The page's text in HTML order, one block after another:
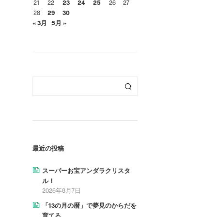
21 22 23 24 25 26
27
28
29
30
« 3月
5月 »
最近の投稿
スーパーお宝アンダラクリスタ
ル！
2026年8月7日
「13の月の暦」で夢見のからだを